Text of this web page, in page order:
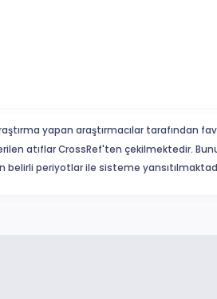
yapan araştırmacılar
atıflar CrossRef'ten çekilmektedir.
belirli periyotlar ile sisteme